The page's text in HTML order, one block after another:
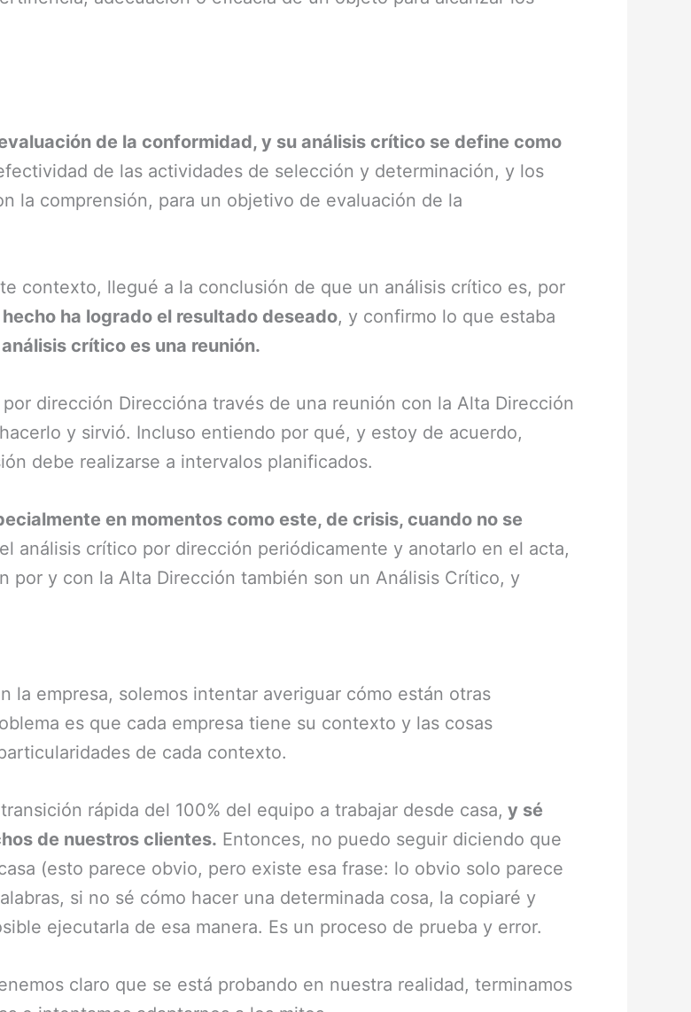
de la conformidad, y su análisis crítico se define como
de las actividades de selección y determinación, y los
la comprensión, para un objetivo de evaluación de la
contexto, llegué a la conclusión de que un análisis crítico es, por
ha logrado el resultado deseado, y confirmo lo que estaba
crítico es una reunión.
dirección Direccióna través de una reunión con la Alta Dirección
y sirvió. Incluso entiendo por qué, y estoy de acuerdo,
debe realizarse a intervalos planificados.
en momentos como este, de crisis, cuando no se
análisis crítico por dirección periódicamente y anotarlo en el acta,
por y con la Alta Dirección también son un Análisis Crítico, y
la empresa, solemos intentar averiguar cómo están otras
es que cada empresa tiene su contexto y las cosas
de cada contexto.
rápida del 100% del equipo a trabajar desde casa, y sé
de nuestros clientes. Entonces, no puedo seguir diciendo que
(esto parece obvio, pero existe esa frase: lo obvio solo parece
si no sé cómo hacer una determinada cosa, la copiaré y
ejecutarla de esa manera. Es un proceso de prueba y error.
claro que se está probando en nuestra realidad, terminamos